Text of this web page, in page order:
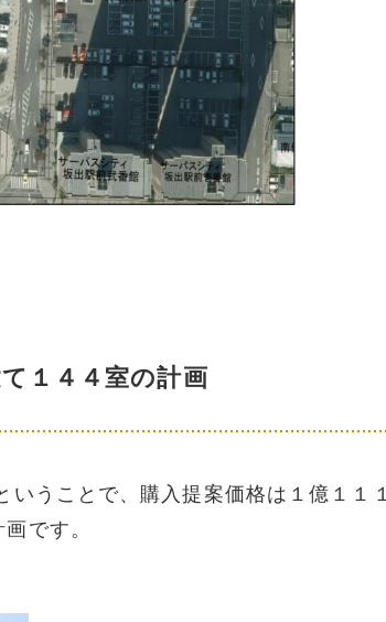
１４４室の計画
うことで、購入提案価格は１億１１
です。